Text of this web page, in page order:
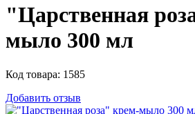
"Царственная
мыло 300 мл
Код товара: 1585
Добавить отзыв